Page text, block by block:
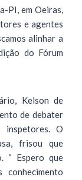
PI, em Oeiras,
e agentes
alinhar a
do Fórum
Kelson de
de debater
inspetores. O
frisou que
“ Espero que